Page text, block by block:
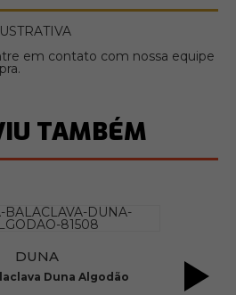
em contato com nossa equipe
TAMBÉM
DUNA
Duna Algodão